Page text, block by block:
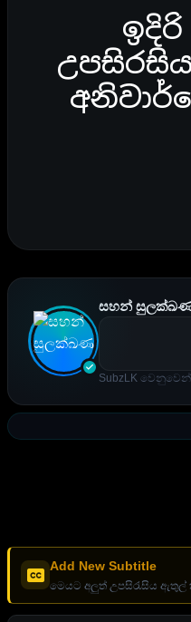
සහන්
SubzLK වෙනුවෙන්
Add New Subtitle
මෙයට අලුත් උපසිරැසිය